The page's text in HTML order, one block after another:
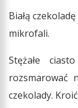
Białą
mikrofali.
Stężałe
rozsmarować
czekolady.